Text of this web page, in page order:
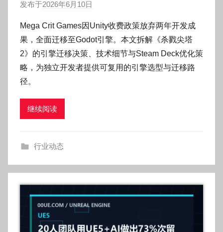
发布于2026年6月10日
:
O
k
g
Mega Crit Games因Unity收费政策放弃两年开发成
果，全面迁移至Godot引擎。本文拆解《杀戮尖塔
2》的引擎迁移决策、技术细节与Steam Deck优化策
略，为独立开发者提供可复用的引擎选型与迁移路
径。
继续阅读
行业动态